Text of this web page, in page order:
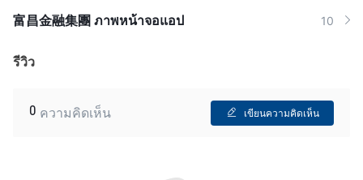
富昌金融集團 ภาพหน้าจอแอป 10
รีวิว
0 ความคิดเห็น เขียนความคิดเห็น